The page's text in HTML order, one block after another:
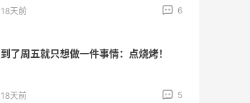
18天前 6
到了周五就只想做一件事情：点烧烤！
18天前 5